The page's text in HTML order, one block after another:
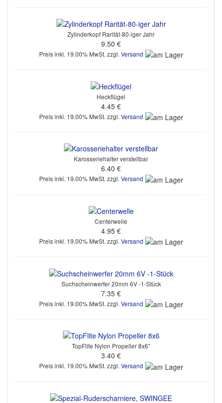
Zylinderkopf Rarität-80-iger Jahr
9.50 €
Preis inkl. 19.00% MwSt. zzgl. Versand
Heckflügel
4.45 €
Preis inkl. 19.00% MwSt. zzgl. Versand
Karosseriehalter verstellbar
6.40 €
Preis inkl. 19.00% MwSt. zzgl. Versand
Centerwelle
4.95 €
Preis inkl. 19.00% MwSt. zzgl. Versand
Suchscheinwerfer 20mm 6V -1-Stück
7.35 €
Preis inkl. 19.00% MwSt. zzgl. Versand
TopFlite Nylon Propeller 8x6"
3.40 €
Preis inkl. 19.00% MwSt. zzgl. Versand